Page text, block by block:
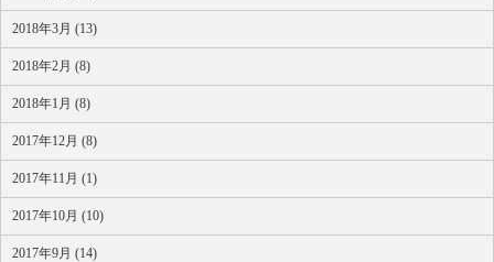
2018年3月 (13)
2018年2月 (8)
2018年1月 (8)
2017年12月 (8)
2017年11月 (1)
2017年10月 (10)
2017年9月 (14)